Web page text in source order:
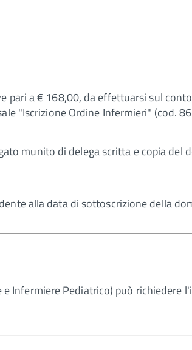
pari a € 168,00, da effettuarsi sul
"Iscrizione Ordine Infermieri" (cod.
munito di delega scritta e copia del
alla data di sottoscrizione della
Infermiere Pediatrico) può richiedere